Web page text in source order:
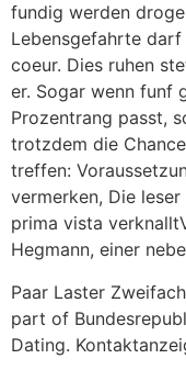
fundig werden
Lebensgefahrte
coeur. Dies ruhen
er. Sogar wenn funf
Prozentrang passt,
trotzdem die
treffen:
vermerken, Die
prima vista
Hegmann, einer
Paar Laster
part of
Dating.